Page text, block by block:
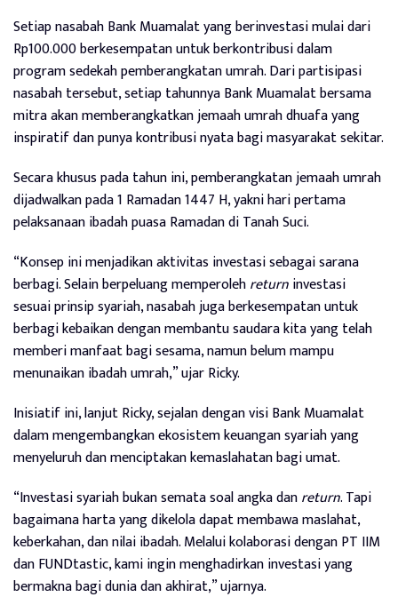
Setiap nasabah Bank Muamalat yang berinvestasi mulai dari
Rp100.000 berkesempatan untuk berkontribusi dalam
program sedekah pemberangkatan umrah. Dari partisipasi
nasabah tersebut, setiap tahunnya Bank Muamalat bersama
mitra akan memberangkatkan jemaah umrah dhuafa yang
inspiratif dan punya kontribusi nyata bagi masyarakat sekitar.
Secara khusus pada tahun ini, pemberangkatan jemaah umrah
dijadwalkan pada 1 Ramadan 1447 H, yakni hari pertama
pelaksanaan ibadah puasa Ramadan di Tanah Suci.
“Konsep ini menjadikan aktivitas investasi sebagai sarana
berbagi. Selain berpeluang memperolehreturninvestasi
sesuai prinsip syariah, nasabah juga berkesempatan untuk
berbagi kebaikan dengan membantu saudara kita yang telah
memberi manfaat bagi sesama, namun belum mampu
menunaikan ibadah umrah,” ujar Ricky.
Inisiatif ini, lanjut Ricky, sejalan dengan visi Bank Muamalat
dalam mengembangkan ekosistem keuangan syariah yang
menyeluruh dan menciptakan kemaslahatan bagi umat.
“Investasi syariah bukan semata soal angka danreturn. Tapi
bagaimana harta yang dikelola dapat membawa maslahat,
keberkahan, dan nilai ibadah. Melalui kolaborasi dengan PT IIM
dan FUNDtastic, kami ingin menghadirkan investasi yang
bermakna bagi dunia dan akhirat,” ujarnya.